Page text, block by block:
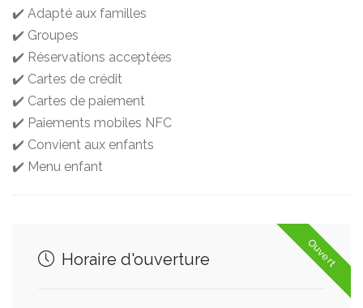
✔️ Adapté aux familles
✔️ Groupes
✔️ Réservations acceptées
✔️ Cartes de crédit
✔️ Cartes de paiement
✔️ Paiements mobiles NFC
✔️ Convient aux enfants
✔️ Menu enfant
Ouvert
Horaire d'ouverture